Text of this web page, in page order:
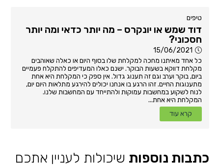
טיפים
דוד שמש או יונקרס – מה יותר כדאי ומה יותר
חסכוני?
15/06/2021
כל אחד מאיתנו מחכה למקלחת שלו בסוף היום או כאלה שאוהבים
מקלחת דווקא בשעות הבוקר. ישנם כאלו המעדיפים להתקלח פעמיים
ביום, בוקר וערב וגם זה תענוג גדול. אין ספק כי המקלחת היא אחת
מתענוגות החיים. זהו הרגע בו אנחנו יכולים להירגע מתלאות היום יום,
לנוח לשקוע במחשבות עמוקות ולהתייחד עם המחשבות שלנו.
המקלחת היא אחת...
קרא עוד
כתבות נוספות שיכולות לעניין אתכם